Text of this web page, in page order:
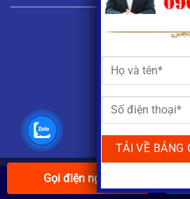
© Copyright 2022 |
Gọi điện ngay